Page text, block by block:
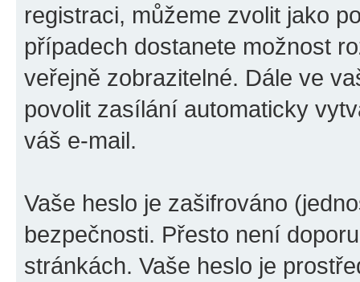
registraci, můžeme zvolit jako
případech dostanete možnost
veřejně zobrazitelné. Dále ve
povolit zasílání automaticky
váš e-mail.
Vaše heslo je zašifrováno
bezpečnosti. Přesto není
stránkách. Vaše heslo je